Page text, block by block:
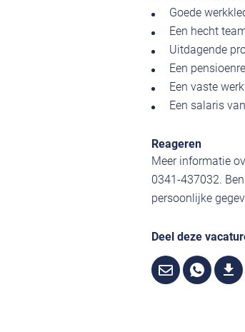
Goede
Een hecht
Uitdagende
Een
Een vaste
Een salaris
Reageren
Meer informatie
0341-437032.
persoonlijke
Deel deze